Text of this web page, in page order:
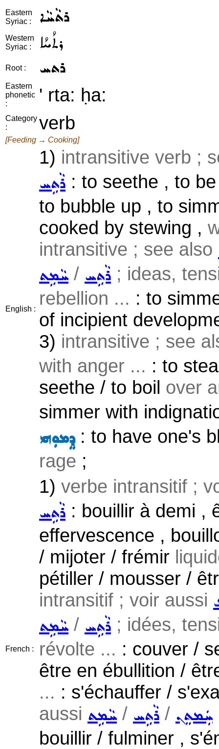
Eastern
Syriac :
ܪܬܵܚܵܐ
Western
Syriac :
ܪܬܳܚܳܐ
Root : ܪܬܚ
Eastern
phonetic
:
' rta: ḥa:
Category
:
verb
[Feeding → Cooking]
English :
1) intransitive verb ;
ܪܵܬܹܚ : to seethe , to
to bubble up , to
cooked by stewing ,
intransitive ; see also
ܚܵܡܹܬ / ܪܵܬܹܚ ; ideas,
rebellion ... : to
of incipient
3) intransitive ; see
with anger ... : to
seethe / to boil over
simmer with
ܕܸܡܘܼܗܝ: to have one's
rage ;
French :
1) verbe intransitif ;
ܪܵܬܹܚ : bouillir à demi ,
effervescence ,
/ mijoter / frémir
pétiller / mousser /
intransitif ; voir aussi
ܚܵܡܹܬ / ܪܵܬܹܚ ; idées,
révolte ... : couver /
être en ébullition /
... : s'échauffer /
aussi ܚܵܡܹܬ / ܪܵܬܹܚ / ܚܲܡܬܸܢ
bouillir / fulminer ,